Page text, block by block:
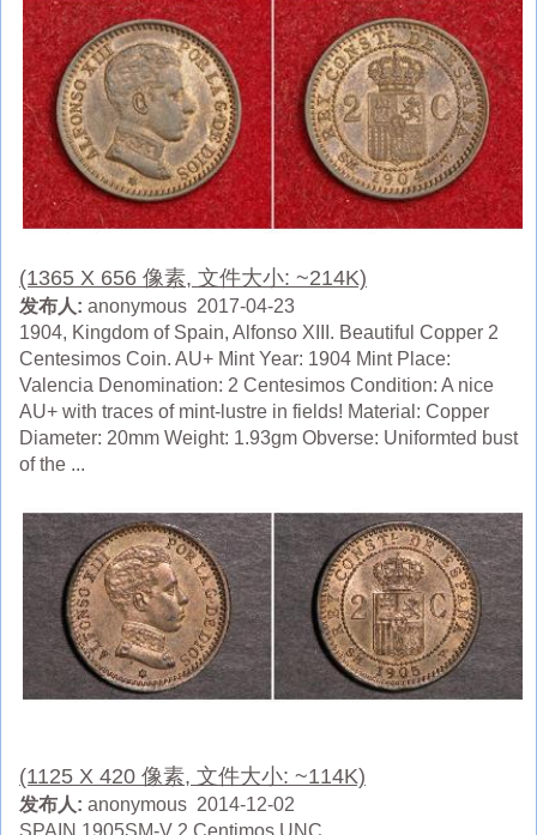
(1365 X 656 像素, 文件大小: ~214K)
发布人: anonymous 2017-04-23
1904, Kingdom of Spain, Alfonso XIII. Beautiful Copper 2
Centesimos Coin. AU+ Mint Year: 1904 Mint Place:
Valencia Denomination: 2 Centesimos Condition: A nice
AU+ with traces of mint-lustre in fields! Material: Copper
Diameter: 20mm Weight: 1.93gm Obverse: Uniformted bust
of the ...
(1125 X 420 像素, 文件大小: ~114K)
发布人: anonymous 2014-12-02
SPAIN 1905SM-V 2 Centimos UNC